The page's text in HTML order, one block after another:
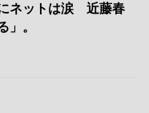
ネットは涙 近藤春
」。